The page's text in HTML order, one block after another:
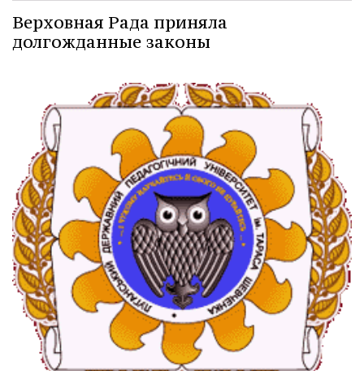
Верховная Рада приняла
долгожданные законы